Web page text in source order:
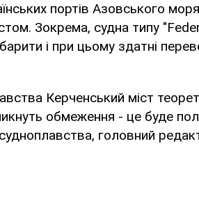
портів Азовського
Зокрема, судна типу
і при цьому здатні
Керченський міст
обмеження - це буде
головний